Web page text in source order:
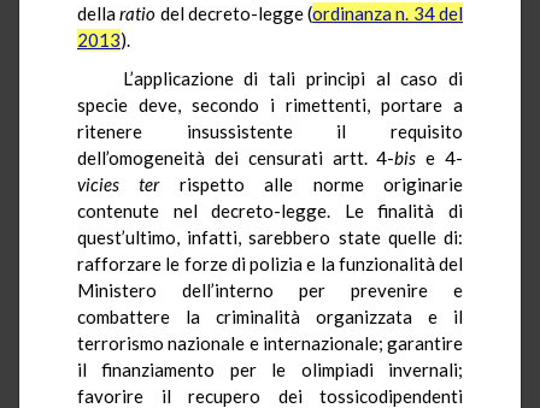
dellaratio del decreto-legge (ordinanza n. 34 del
2013).
L’applicazione di tali principi al caso di
specie deve, secondo i rimettenti, portare a
ritenere insussistente il requisito
dell’omogeneità dei censurati artt. 4-bis e 4-
vicies terrispetto alle norme originarie
contenute nel decreto-legge. Le finalità di
quest’ultimo, infatti, sarebbero state quelle di:
rafforzare le forze di polizia e la funzionalità del
Ministero dell’interno per prevenire e
combattere la criminalità organizzata e il
terrorismo nazionale e internazionale; garantire
il finanziamento per le olimpiadi invernali;
favorire il recupero dei tossicodipendenti